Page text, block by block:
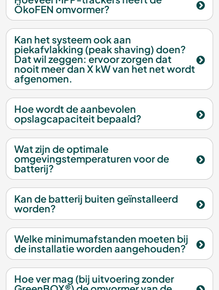
ÖkoFEN omvormer?
Kan het systeem ook aan
piekafvlakking (peak shaving) doen?
Dat wil zeggen: ervoor zorgen dat
nooit meer dan X kW van het net wordt
afgenomen.
Hoe wordt de aanbevolen
opslagcapaciteit bepaald?
Wat zijn de optimale
omgevingstemperaturen voor de
batterij?
Kan de batterij buiten geïnstalleerd
worden?
Welke minimumafstanden moeten bij
de installatie worden aangehouden?
Hoe ver mag (bij uitvoering zonder